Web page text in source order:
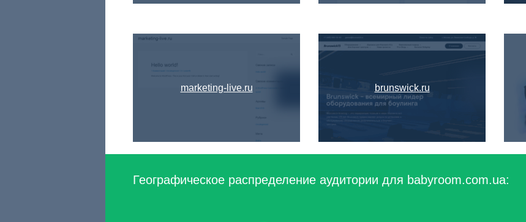
marketing-live.ru brunswick.ru
Географическое распределение аудитории для babyroom.com.ua: